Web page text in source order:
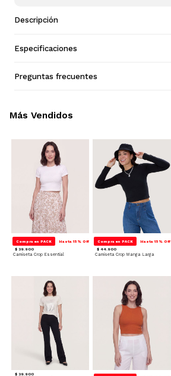
Descripción
Especificaciones
Preguntas frecuentes
Compra en PACK Hasta 15% Off
$ 39.900
Camiseta Crop Essential
Compra en PACK Hasta 15% Off
$ 44.900
Camiseta Crop Manga Larga
$ 39.900
Más Vendidos